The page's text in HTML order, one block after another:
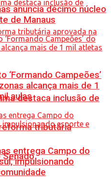
destaca inclusão de
tributária
Senado
anuncia décimo núcleo
de Manaus
‘Formando Campeões’
alcança mais de 1
aulas
entrega Campo do
impulsionando